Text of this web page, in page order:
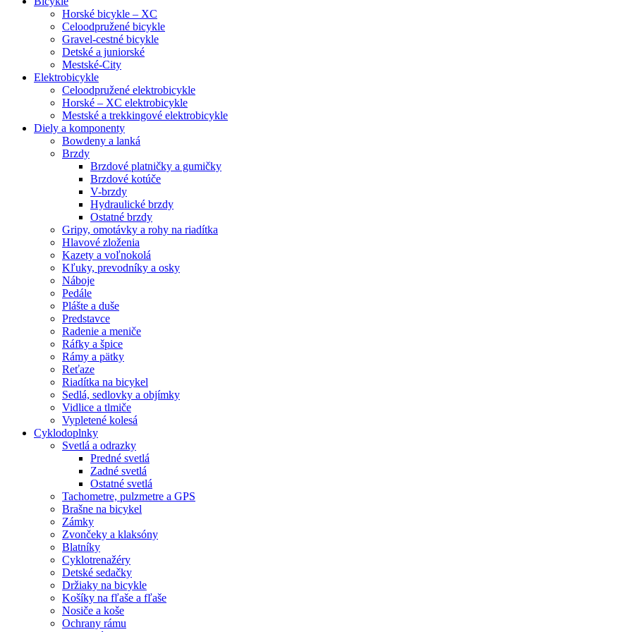
Horské bicykle – XC
Celoodpružené bicykle
Gravel-cestné bicykle
Detské a juniorské
Mestské-City
Elektrobicykle
Celoodpružené elektrobicykle
Horské – XC elektrobicykle
Mestské a trekkingové elektrobicykle
Diely a komponenty
Bowdeny a lanká
Brzdy
Brzdové platničky a gumičky
Brzdové kotúče
V-brzdy
Hydraulické brzdy
Ostatné brzdy
Gripy, omotávky a rohy na riadítka
Hlavové zloženia
Kazety a voľnokolá
Kľuky, prevodníky a osky
Náboje
Pedále
Plášte a duše
Predstavce
Radenie a meniče
Ráfky a špice
Rámy a pätky
Reťaze
Riadítka na bicykel
Sedlá, sedlovky a objímky
Vidlice a tlmiče
Vypletené kolesá
Cyklodoplnky
Svetlá a odrazky
Predné svetlá
Zadné svetlá
Ostatné svetlá
Tachometre, pulzmetre a GPS
Brašne na bicykel
Zámky
Zvončeky a klaksóny
Blatníky
Cyklotrenažéry
Detské sedačky
Držiaky na bicykle
Košíky na fľaše a fľaše
Nosiče a koše
Ochrany rámu